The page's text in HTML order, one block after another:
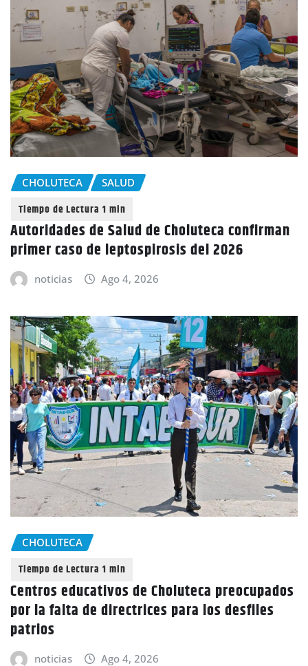
CHOLUTECA SALUD
Autoridades de Salud de Choluteca confirman
primer caso de leptospirosis del 2026
noticias Ago 4, 2026
CHOLUTECA
Centros educativos de Choluteca preocupados
por la falta de directrices para los desfiles
patrios
noticias Ago 4, 2026